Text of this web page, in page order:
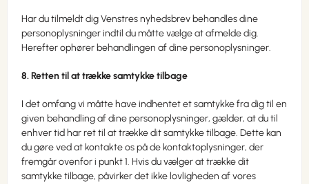
Har du tilmeldt dig Venstres nyhedsbrev behandles dine
personoplysninger indtil du måtte vælge at afmelde dig.
Herefter ophører behandlingen af dine personoplysninger.
8. Retten til at trække samtykke tilbage
I det omfang vi måtte have indhentet et samtykke fra dig til en
given behandling af dine personoplysninger, gælder, at du til
enhver tid har ret til at trække dit samtykke tilbage. Dette kan
du gøre ved at kontakte os på de kontaktoplysninger, der
fremgår ovenfor i punkt 1. Hvis du vælger at trække dit
samtykke tilbage, påvirker det ikke lovligheden af vores